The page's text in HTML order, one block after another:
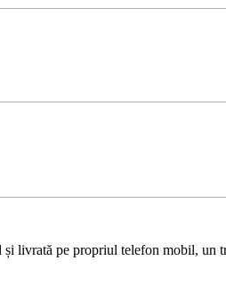
livrată pe propriul telefon mobil, un